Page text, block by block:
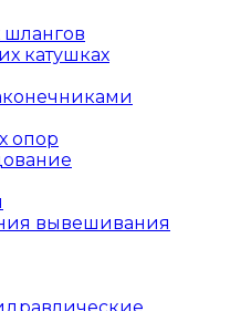
шлангов
катушках
опор
вывешивания